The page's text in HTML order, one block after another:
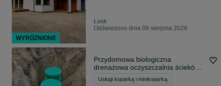
Łask
Odświeżono dnia 08 sierpnia 2026
Przydomowa biologiczna
drenażowa oczyszczalnia ścieków
MONTAŻ BIO-TECH
Usługi koparką i minikoparką
WYRÓŻNIONE